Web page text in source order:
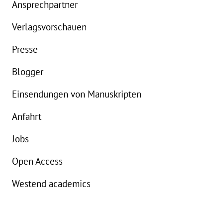
Ansprechpartner
Verlagsvorschauen
Presse
Blogger
Einsendungen von Manuskripten
Anfahrt
Jobs
Open Access
Westend academics